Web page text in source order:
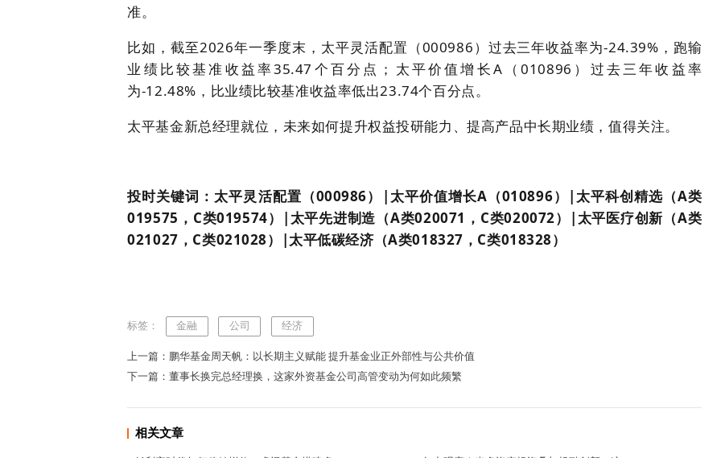
准。
比如，截至2026年一季度末，太平灵活配置（000986）过去三年收益率为-24.39%，跑输
业绩比较基准收益率35.47个百分点；太平价值增长A（010896）过去三年收益率
为-12.48%，比业绩比较基准收益率低出23.74个百分点。
太平基金新总经理就位，未来如何提升权益投研能力、提高产品中长期业绩，值得关注。
投时关键词：太平灵活配置（000986）|太平价值增长A（010896）|太平科创精选（A类
019575，C类019574）|太平先进制造（A类020071，C类020072）|太平医疗创新（A类
021027，C类021028）|太平低碳经济（A类018327，C类018328）
标签： 金融 公司 经济
上一篇：鹏华基金周天帆：以长期主义赋能 提升基金业正外部性与公共价值
下一篇：董事长换完总经理换，这家外资基金公司高管变动为何如此频繁
相关文章